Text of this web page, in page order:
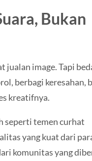
Bukan
jualan image. Tapi
berbagi keresahan,
kreatifnya.
seperti temen curhat
yang kuat dari
komunitas yang